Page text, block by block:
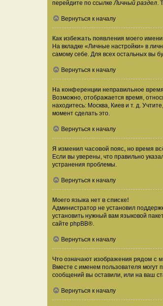
перейдите по ссылке Личный раздел .
Вернуться к началу
Как избежать появления моего
На вкладке «Личные настройки» в
самому себе. Для всех остальных вы
Вернуться к началу
На конференции неправильное
Возможно, отображается время,
находитесь: Москва, Киев и т. д.
момент сделать это.
Вернуться к началу
Я изменил часовой пояс, но время
Если вы уверены, что правильно
устранения проблемы.
Вернуться к началу
Моего языка нет в списке!
Администратор не установил
установить нужный вам языковой
сайте phpBB®.
Вернуться к началу
Что означают изображения рядом с
Вместе с именем пользователя могут
сообщений вы оставили, или на ваш
Вернуться к началу